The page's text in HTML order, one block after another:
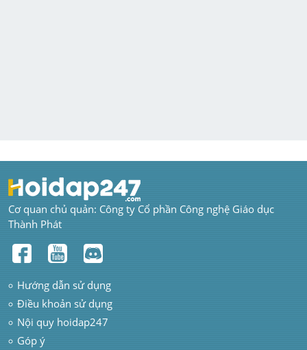
Cơ quan chủ quản: Công ty Cổ phần Công nghệ Giáo dục
Thành Phát
Hướng dẫn sử dụng
Điều khoản sử dụng
Nội quy hoidap247
Góp ý